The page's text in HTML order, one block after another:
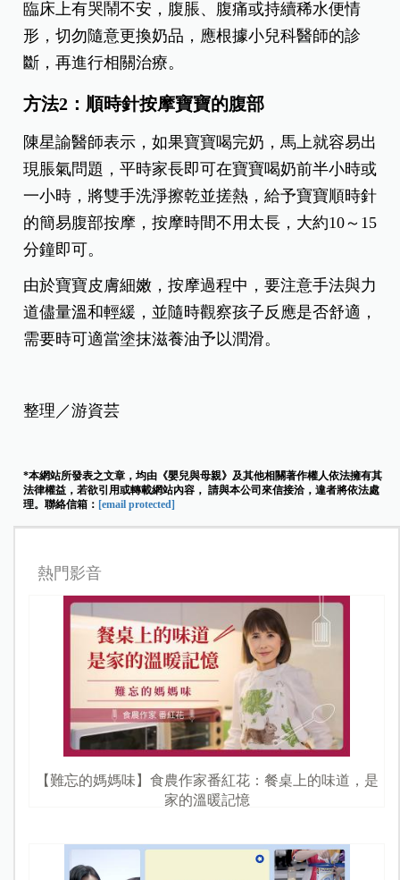
臨床上有哭鬧不安，腹脹、腹痛或持續稀水便情
形，切勿隨意更換奶品，應根據小兒科醫師的診
斷，再進行相關治療。
方法2 ：順時針按摩寶寶的腹部
陳星諭醫師表示，如果寶寶喝完奶，馬上就容易出
現脹氣問題，平時家長即可在寶寶喝奶前半小時或
一小時，將雙手洗淨擦乾並搓熱，給予寶寶順時針
的簡易腹部按摩，按摩時間不用太長，大約10～15
分鐘即可。
由於寶寶皮膚細嫩，按摩過程中，要注意手法與力
道儘量溫和輕緩，並隨時觀察孩子反應是否舒適，
需要時可適當塗抹滋養油予以潤滑。
整理／游資芸
*本網站所發表之文章，均由《嬰兒與母親》及其他相關著作權人依法擁有其
法律權益，若欲引用或轉載網站內容， 請與本公司來信接洽，違者將依法處
理。聯絡信箱： [email protected]
熱門影音
【難忘的媽媽味】食農作家番紅花：餐桌上的味道，是
家的溫暖記憶